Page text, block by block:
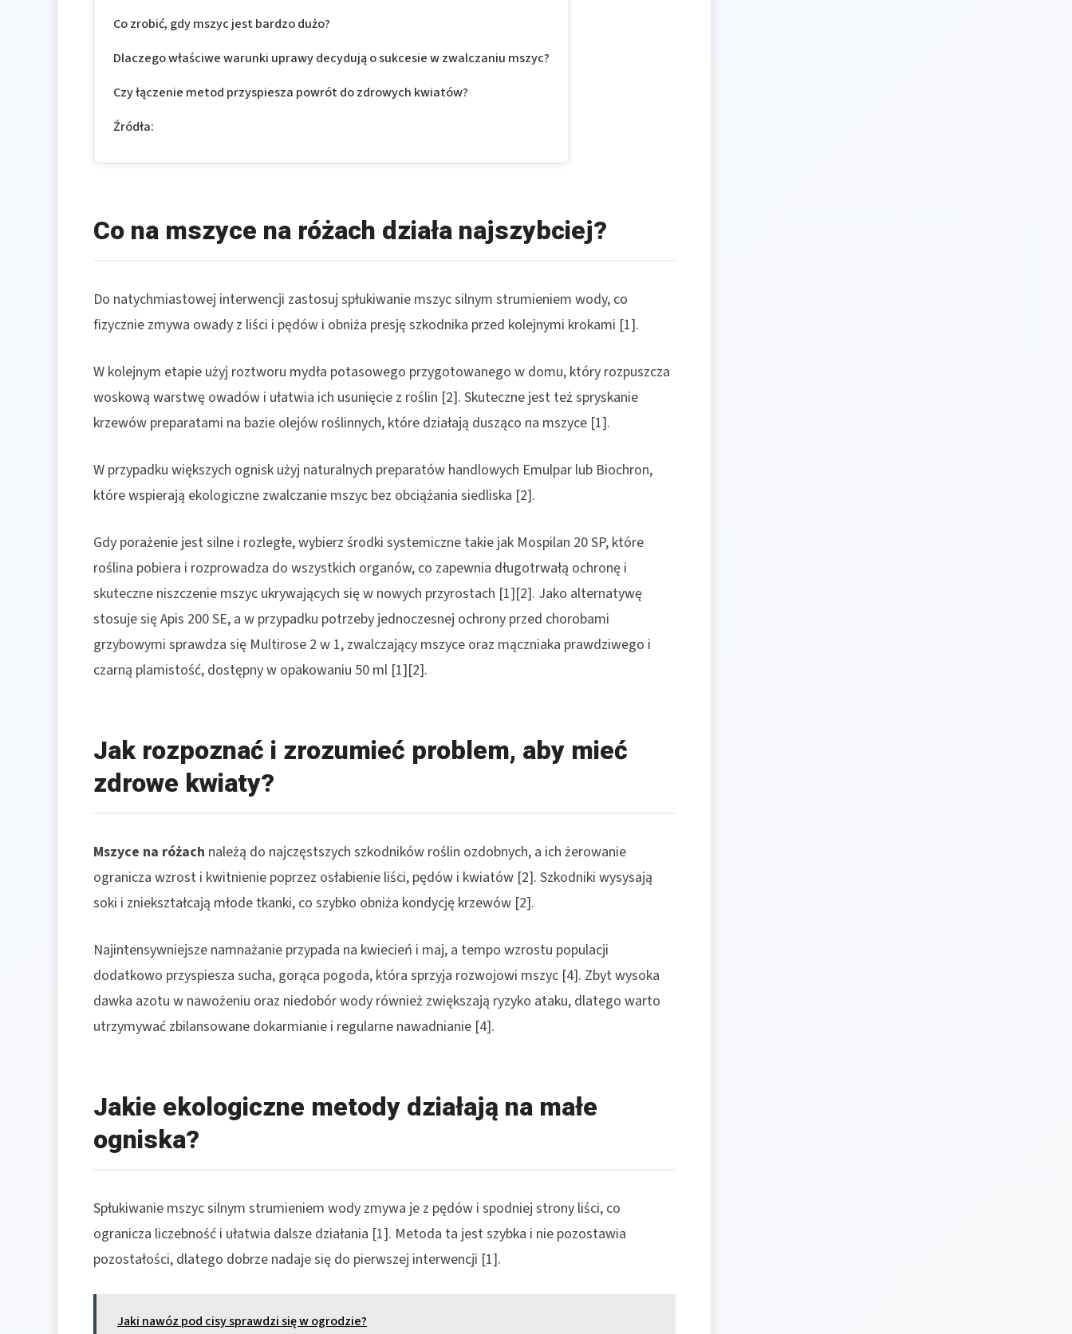
Co zrobić, gdy mszyc jest bardzo dużo?
Dlaczego właściwe warunki uprawy decydują o sukcesie w zwalczaniu mszyc?
Czy łączenie metod przyspiesza powrót do zdrowych kwiatów?
Źródła:
Co na mszyce na różach działa najszybciej?
Do natychmiastowej interwencji zastosuj spłukiwanie mszyc silnym strumieniem wody, co
fizycznie zmywa owady z liści i pędów i obniża presję szkodnika przed kolejnymi krokami [1].
W kolejnym etapie użyj roztworu mydła potasowego przygotowanego w domu, który rozpuszcza
woskową warstwę owadów i ułatwia ich usunięcie z roślin [2]. Skuteczne jest też spryskanie
krzewów preparatami na bazie olejów roślinnych, które działają dusząco na mszyce [1].
W przypadku większych ognisk użyj naturalnych preparatów handlowych Emulpar lub Biochron,
które wspierają ekologiczne zwalczanie mszyc bez obciążania siedliska [2].
Gdy porażenie jest silne i rozległe, wybierz środki systemiczne takie jak Mospilan 20 SP, które
roślina pobiera i rozprowadza do wszystkich organów, co zapewnia długotrwałą ochronę i
skuteczne niszczenie mszyc ukrywających się w nowych przyrostach [1][2]. Jako alternatywę
stosuje się Apis 200 SE, a w przypadku potrzeby jednoczesnej ochrony przed chorobami
grzybowymi sprawdza się Multirose 2 w 1, zwalczający mszyce oraz mączniaka prawdziwego i
czarną plamistość, dostępny w opakowaniu 50 ml [1][2].
Jak rozpoznać i zrozumieć problem, aby mieć
zdrowe kwiaty?
Mszyce na różach należą do najczęstszych szkodników roślin ozdobnych, a ich żerowanie
ogranicza wzrost i kwitnienie poprzez osłabienie liści, pędów i kwiatów [2]. Szkodniki wysysają
soki i zniekształcają młode tkanki, co szybko obniża kondycję krzewów [2].
Najintensywniejsze namnażanie przypada na kwiecień i maj, a tempo wzrostu populacji
dodatkowo przyspiesza sucha, gorąca pogoda, która sprzyja rozwojowi mszyc [4]. Zbyt wysoka
dawka azotu w nawożeniu oraz niedobór wody również zwiększają ryzyko ataku, dlatego warto
utrzymywać zbilansowane dokarmianie i regularne nawadnianie [4].
Jakie ekologiczne metody działają na małe
ogniska?
Spłukiwanie mszyc silnym strumieniem wody zmywa je z pędów i spodniej strony liści, co
ogranicza liczebność i ułatwia dalsze działania [1]. Metoda ta jest szybka i nie pozostawia
pozostałości, dlatego dobrze nadaje się do pierwszej interwencji [1].
Jaki nawóz pod cisy sprawdzi się w ogrodzie?